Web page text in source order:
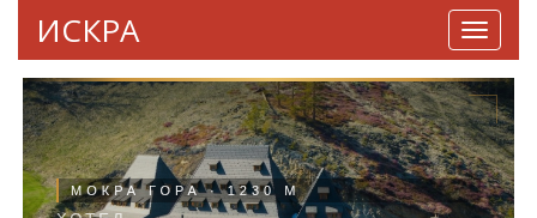
ИСКРА